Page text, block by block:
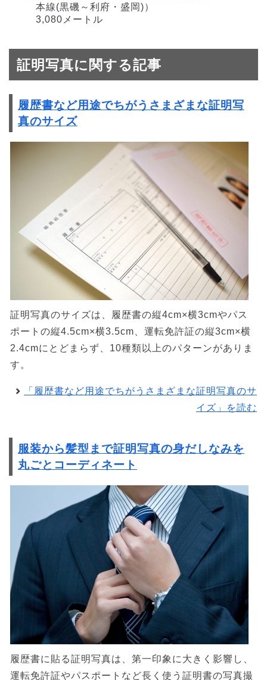
本線(黒磯～利府・盛岡)）
3,080メートル
証明写真に関する記事
履歴書など用途でちがうさまざまな証明写
真のサイズ
証明写真のサイズは、履歴書の縦4cm×横3cmやパス
ポートの縦4.5cm×横3.5cm、運転免許証の縦3cm×横
2.4cmにとどまらず、10種類以上のパターンがありま
す。
「履歴書など用途でちがうさまざまな証明写真のサ
イズ」を読む
服装から髪型まで証明写真の身だしなみを
丸ごとコーディネート
履歴書に貼る証明写真は、第一印象に大きく影響し、
運転免許証やパスポートなど長く使う証明書の写真撮